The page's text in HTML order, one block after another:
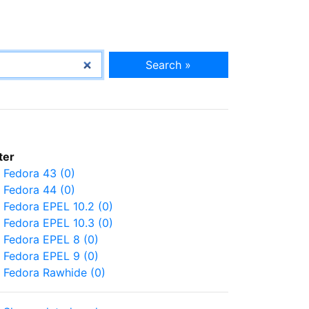
Search »
Fedora 43 (0)
Fedora 44 (0)
Fedora EPEL 10.2 (0)
Fedora EPEL 10.3 (0)
Fedora EPEL 8 (0)
Fedora EPEL 9 (0)
Fedora Rawhide (0)